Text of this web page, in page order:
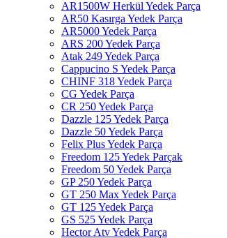
AR1500W Herkül Yedek Parça
AR50 Kasırga Yedek Parça
AR5000 Yedek Parça
ARS 200 Yedek Parça
Atak 249 Yedek Parça
Cappucino S Yedek Parça
CHINF 318 Yedek Parça
CG Yedek Parça
CR 250 Yedek Parça
Dazzle 125 Yedek Parça
Dazzle 50 Yedek Parça
Felix Plus Yedek Parça
Freedom 125 Yedek Parçak
Freedom 50 Yedek Parça
GP 250 Yedek Parça
GT 250 Max Yedek Parça
GT 125 Yedek Parça
GS 525 Yedek Parça
Hector Atv Yedek Parça